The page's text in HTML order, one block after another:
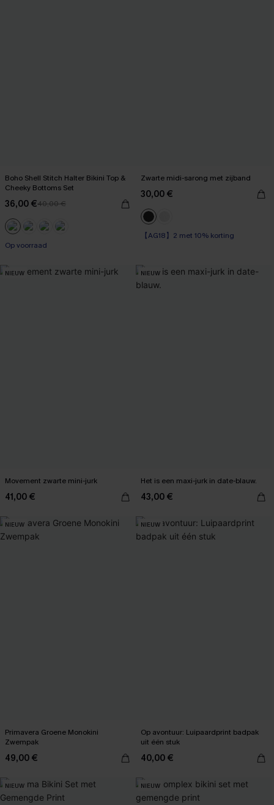
Boho Shell Stitch Halter Bikini Top &
Cheeky Bottoms Set
36,00 €40,00 €
Op voorraad
Zwarte midi-sarong met zijband
30,00 €
【AG18】2 met 10% korting
NIEUW
Movement zwarte mini-jurk
41,00 €
NIEUW
Het is een maxi-jurk in date-blauw.
43,00 €
NIEUW
Primavera Groene Monokini
Zwempak
49,00 €
NIEUW
Op avontuur: Luipaardprint badpak
uit één stuk
40,00 €
NIEUW NIEUW